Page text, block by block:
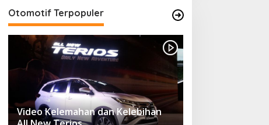
Video Kelemahan dan Kelebihan
All New Terios
731 Dilihat